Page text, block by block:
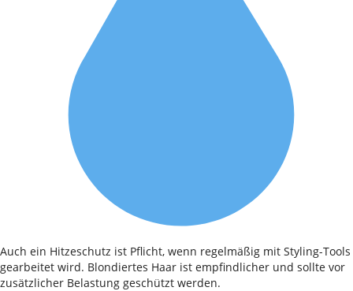
Auch ein Hitzeschutz ist Pflicht, wenn regelmäßig mit Styling-Tools
gearbeitet wird. Blondiertes Haar ist empfindlicher und sollte vor
zusätzlicher Belastung geschützt werden.